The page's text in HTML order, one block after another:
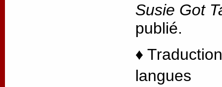
Susie Got
publié.
♦
langues